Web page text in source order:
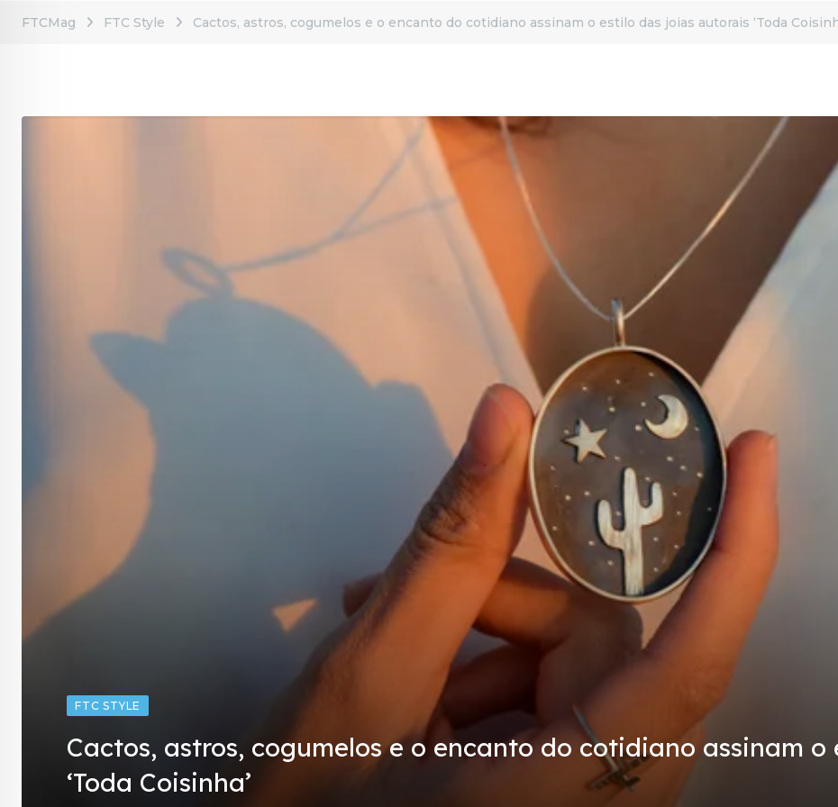
FTCMag FTC Style Cactos, astros, cogumelos e o encanto do cotidiano assinam o estilo das joias autorais ‘Toda
FTC STYLE
Cactos, astros, cogumelos e o encanto do cotidiano assinam
‘Toda Coisinha’